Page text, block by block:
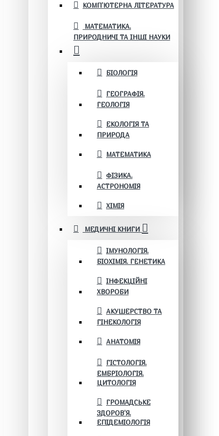
КОМП'ЮТЕРНА ЛІТЕРАТУРА
МАТЕМАТИКА.
ПРИРОДНИЧІ ТА ІНШІ НАУКИ
БІОЛОГІЯ
ГЕОГРАФІЯ.
ГЕОЛОГІЯ
ЕКОЛОГІЯ ТА
ПРИРОДА
МАТЕМАТИКА
ФІЗИКА.
АСТРОНОМІЯ
ХІМІЯ
МЕДИЧНІ КНИГИ
ІМУНОЛОГІЯ.
БІОХІМІЯ. ГЕНЕТИКА
ІНФЕКЦІЙНІ
ХВОРОБИ
АКУШЕРСТВО ТА
ГІНЕКОЛОГІЯ
АНАТОМІЯ
ГІСТОЛОГІЯ.
ЕМБРІОЛОГІЯ.
ЦИТОЛОГІЯ
ГРОМАДСЬКЕ
ЗДОРОВ’Я.
ЕПІДЕМІОЛОГІЯ